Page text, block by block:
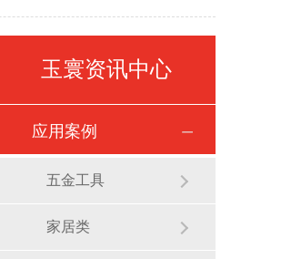
玉寰资讯中心
应用案例
五金工具
家居类